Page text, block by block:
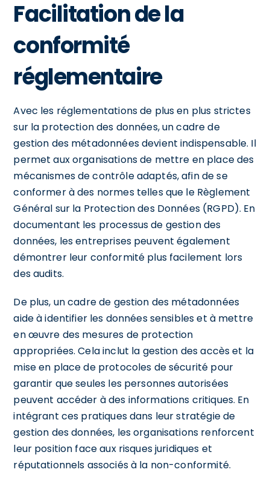
Facilitation de la
conformité
réglementaire
Avec les réglementations de plus en plus strictes
sur la protection des données, un cadre de
gestion des métadonnées devient indispensable. Il
permet aux organisations de mettre en place des
mécanismes de contrôle adaptés, afin de se
conformer à des normes telles que le Règlement
Général sur la Protection des Données (RGPD). En
documentant les processus de gestion des
données, les entreprises peuvent également
démontrer leur conformité plus facilement lors
des audits.
De plus, un cadre de gestion des métadonnées
aide à identifier les données sensibles et à mettre
en œuvre des mesures de protection
appropriées. Cela inclut la gestion des accès et la
mise en place de protocoles de sécurité pour
garantir que seules les personnes autorisées
peuvent accéder à des informations critiques. En
intégrant ces pratiques dans leur stratégie de
gestion des données, les organisations renforcent
leur position face aux risques juridiques et
réputationnels associés à la non-conformité.